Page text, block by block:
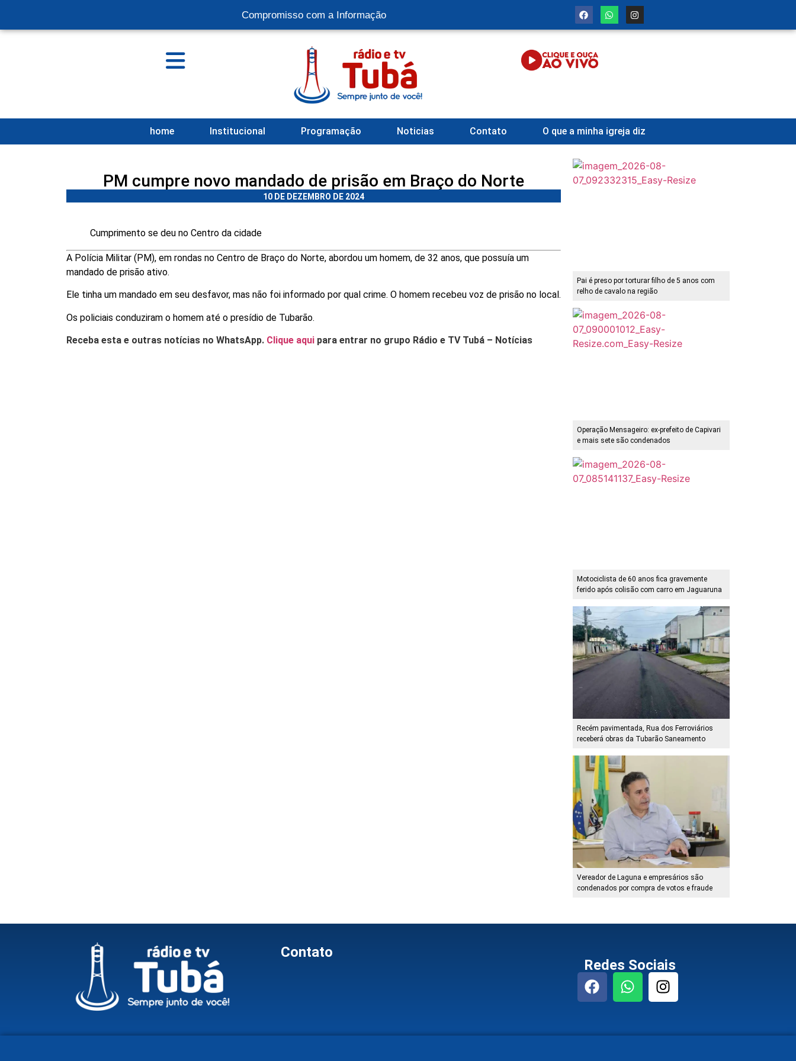
Compromisso com a Informação
home Institucional Programação Noticias Contato O que a minha igreja diz
PM cumpre novo mandado de prisão em Braço do Norte
10 DE DEZEMBRO DE 2024
Cumprimento se deu no Centro da cidade
A Polícia Militar (PM), em rondas no Centro de Braço do Norte, abordou um homem, de 32 anos, que possuía um
mandado de prisão ativo.
Ele tinha um mandado em seu desfavor, mas não foi informado por qual crime. O homem recebeu voz de prisão no local.
Os policiais conduziram o homem até o presídio de Tubarão.
Receba esta e outras notícias no WhatsApp. Clique aqui para entrar no grupo Rádio e TV Tubá – Notícias
Pai é preso por torturar filho de 5 anos com
relho de cavalo na região
Operação Mensageiro: ex-prefeito de Capivari
e mais sete são condenados
Motociclista de 60 anos fica gravemente
ferido após colisão com carro em Jaguaruna
Recém pavimentada, Rua dos Ferroviários
receberá obras da Tubarão Saneamento
Vereador de Laguna e empresários são
condenados por compra de votos e fraude
Contato
Redes Sociais